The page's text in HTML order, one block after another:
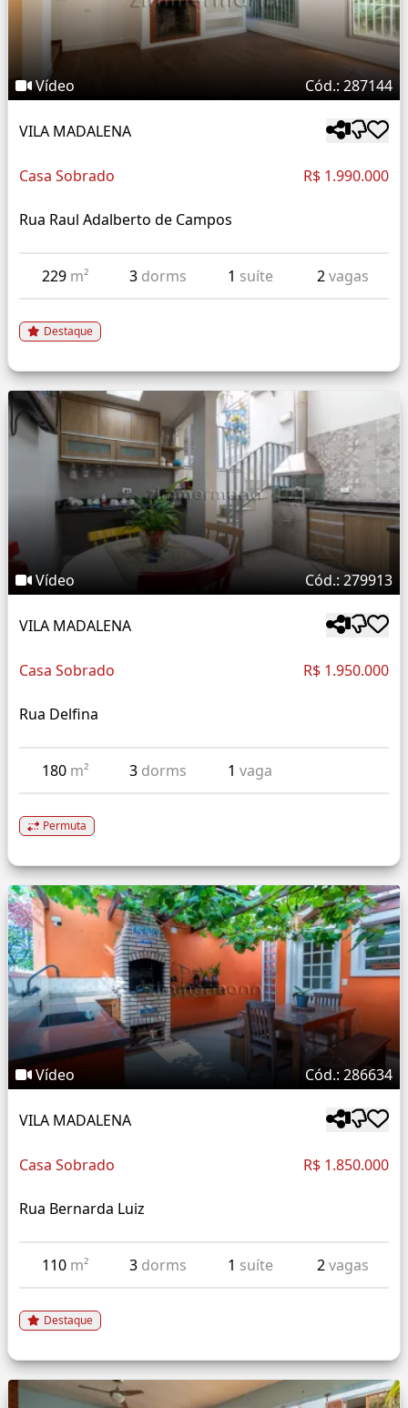
Vídeo Cód.: 287144
VILA MADALENA
Casa Sobrado R$ 1.990.000
Rua Raul Adalberto de Campos
229 m² 3 dorms 1 suíte 2vagas
Destaque
Vídeo Cód.: 279913
VILA MADALENA
Casa Sobrado R$ 1.950.000
Rua Delfina
180 m² 3 dorms 1vaga
Permuta
Vídeo Cód.: 286634
VILA MADALENA
Casa Sobrado R$ 1.850.000
Rua Bernarda Luiz
110 m² 3 dorms 1 suíte 2vagas
Destaque